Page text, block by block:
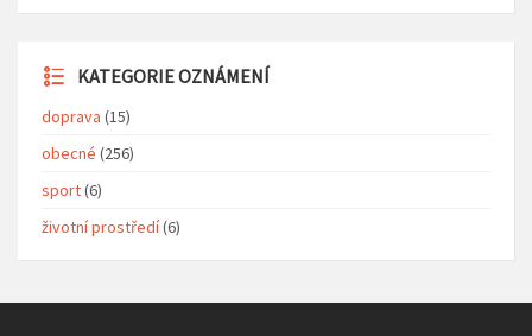
KATEGORIE OZNÁMENÍ
doprava (15)
obecné (256)
sport(6)
životní prostředí(6)